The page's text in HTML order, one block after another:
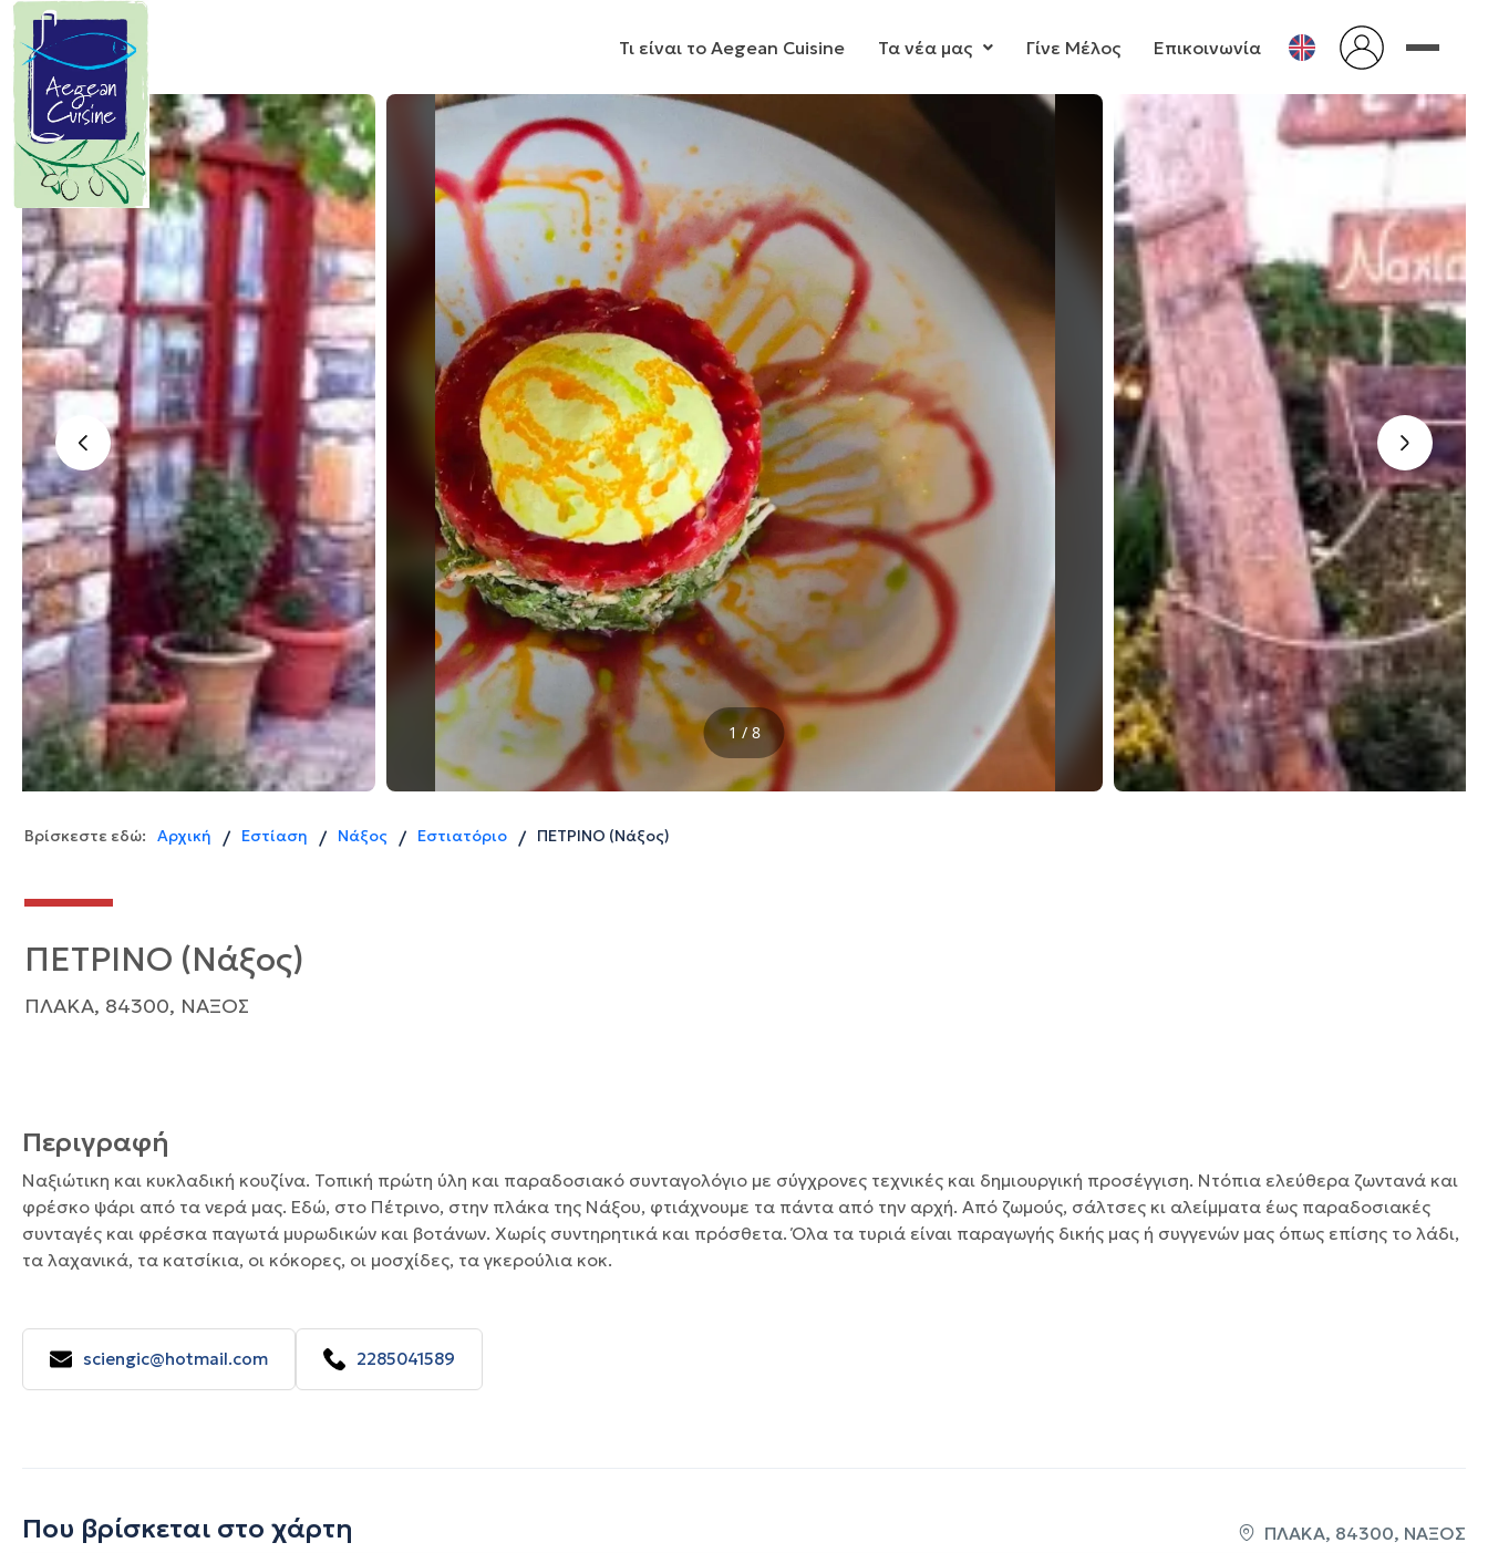
Τι είναι το Aegean Cuisine Τα νέα μας Γίνε Μέλος Επικοινωνία
Manifesto
Κυκλαδίτικης Κουζίνας
Οι Κυκλάδες είναι μια χούφτα
ανεμοδαρμένα, θαλασσοδαρμένα
και μοναδικής ομορφιάς νησιά
καταμεσής του Αιγαίου. Ο μύθος
θέλει να κάνουν κύκλο γύρω από τη
Δήλο την γενέτειρα του Απόλλωνα
και της Άρτεμης…
‹ ›
1 / 8
Βρίσκεστε εδώ: Αρχική / Εστίαση / Νάξος / Εστιατόριο / ΠΕΤΡΙΝΟ (Νάξος)
ΠΕΤΡΙΝΟ (Νάξος)
ΠΛΑΚΑ, 84300, ΝΑΞΟΣ
Περιγραφή
Ναξιώτικη και κυκλαδική κουζίνα. Τοπική πρώτη ύλη και παραδοσιακό συνταγολόγιο με σύγχρονες τεχνικές και δημιουργική προσέγγιση. Ντόπια ελεύθερα ζωντανά και
φρέσκο ψάρι από τα νερά μας. Εδώ, στο Πέτρινο, στην πλάκα της Νάξου, φτιάχνουμε τα πάντα από την αρχή. Από ζωμούς, σάλτσες κι αλείμματα έως παραδοσιακές
συνταγές και φρέσκα παγωτά μυρωδικών και βοτάνων. Χωρίς συντηρητικά και πρόσθετα. Όλα τα τυριά είναι παραγωγής δικής μας ή συγγενών μας όπως επίσης το λάδι,
τα λαχανικά, τα κατσίκια, οι κόκορες, οι μοσχίδες, τα γκερούλια κοκ.
sciengic@hotmail.com 2285041589
Που βρίσκεται στο χάρτη ΠΛΑΚΑ, 84300, ΝΑΞΟΣ